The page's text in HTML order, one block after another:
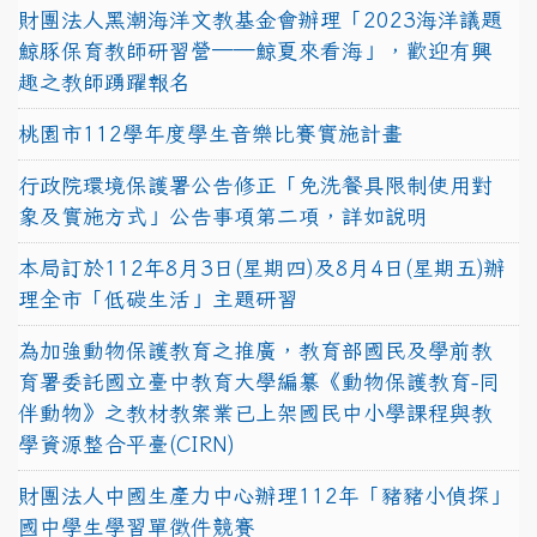
財團法人黑潮海洋文教基金會辦理「2023海洋議題
鯨豚保育教師研習營──鯨夏來看海」，歡迎有興
趣之教師踴躍報名
桃園市112學年度學生音樂比賽實施計畫
行政院環境保護署公告修正「免洗餐具限制使用對
象及實施方式」公告事項第二項，詳如說明
本局訂於112年8月3日(星期四)及8月4日(星期五)辦
理全市「低碳生活」主題研習
為加強動物保護教育之推廣，教育部國民及學前教
育署委託國立臺中教育大學編纂《動物保護教育-同
伴動物》之教材教案業已上架國民中小學課程與教
學資源整合平臺(CIRN)
財團法人中國生產力中心辦理112年「豬豬小偵探」
國中學生學習單徵件競賽